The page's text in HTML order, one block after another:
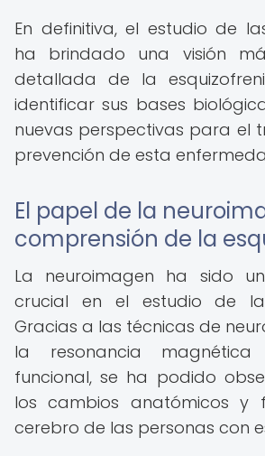
En definitiva, el estudio de
ha brindado una visión
detallada de la
identificar sus bases
nuevas perspectivas para el
prevención de esta
El papel de la
comprensión de la
La neuroimagen ha sido
crucial en el estudio de la
Gracias a las técnicas de
la resonancia
funcional, se ha podido
los cambios anatómicos y
cerebro de las personas con